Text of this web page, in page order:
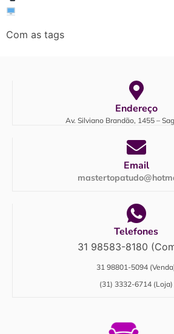
Com as tags
Endereço
Av. Silviano Brandão, 1455 –
Email
Telefones
31 98583-8180
31 98801-5094
(31) 3332-6714 (Loja)